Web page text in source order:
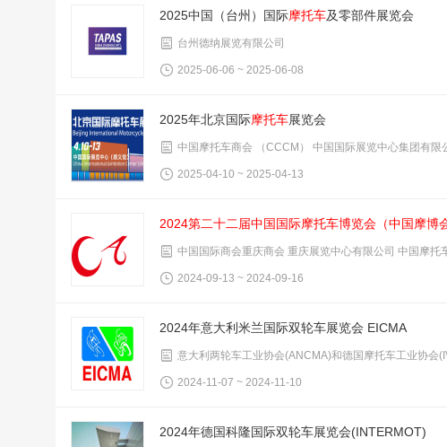
2025中国（台州）国际摩托车及零部件展览会
台州德纳展览有限公司
2025-06-06 ~ 2025-06-08
2025年北京国际摩托车展览会
中国摩托车商会 （CCCM） 中国国际展览中心集团有限
2025-04-10 ~ 2025-04-13
2024第二十二届中国国际摩托车博览会（中国摩博
中国国际商会重庆商会 重庆展览中心有限公司 中国摩托
2024-09-13 ~ 2024-09-16
2024年意大利米兰国际双轮车展览会 EICMA
意大利两轮车工业协会(ANCMA)和德国摩托车工业协会
2024-11-07 ~ 2024-11-10
2024年德国科隆国际双轮车展览会(INTERMOT)